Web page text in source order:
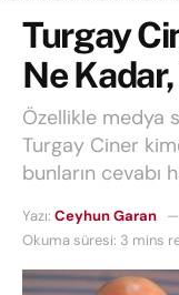
Turgay
Ne
Özellikle medya
Turgay Ciner
bunların cevabı
Yazı: Ceyhun Garan
Okuma süresi: 3 mins